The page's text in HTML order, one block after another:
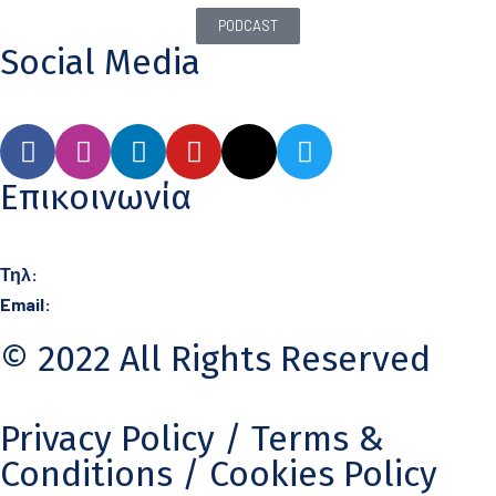
PODCAST
Social Media
Επικοινωνία
Τηλ:
Email:
© 2022 All Rights Reserved
Privacy Policy / Terms &
Conditions / Cookies Policy